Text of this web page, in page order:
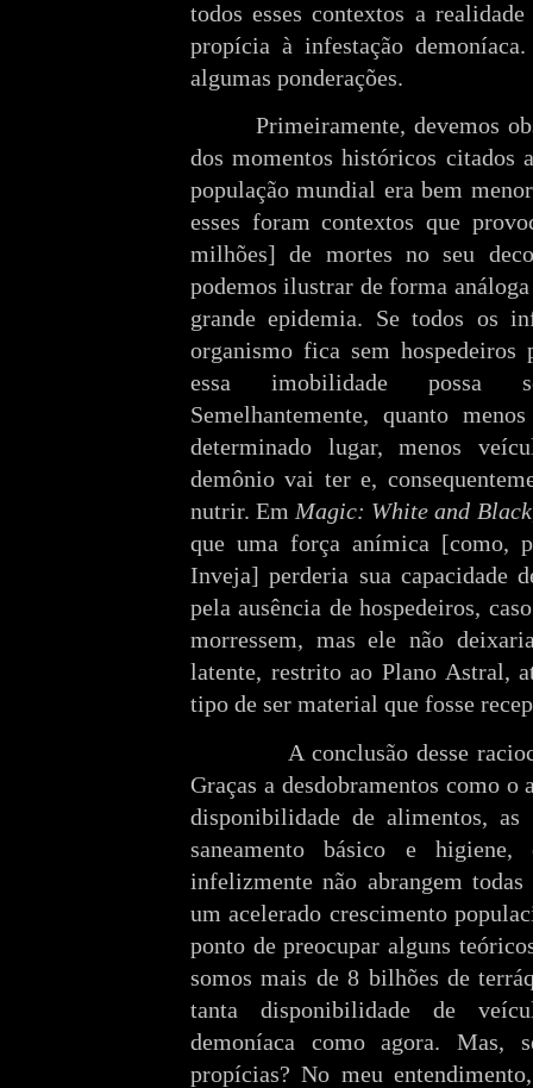
todos esses contextos a
propícia à infestação
algumas ponderações.
Primeiramente, devemos
dos momentos históricos citados
população mundial era bem
esses foram contextos que
milhões] de mortes no seu
podemos ilustrar de forma
grande epidemia. Se todos os
organismo fica sem hospedeiros
essa imobilidade possa
Semelhantemente, quanto
determinado lugar, menos
demônio vai ter e,
nutrir. EmMagic: White and Black
que uma força anímica [como,
Inveja] perderia sua capacidade
pela ausência de hospedeiros,
morressem, mas ele não
latente, restrito ao Plano Astral,
tipo de ser material que fosse
A conclusão desse
Graças a desdobramentos como
disponibilidade de alimentos, as
saneamento básico e
infelizmente não abrangem
um acelerado crescimento
ponto de preocupar alguns
somos mais de 8 bilhões de
tanta disponibilidade de
demoníaca como agora. Mas,
propícias? No meu